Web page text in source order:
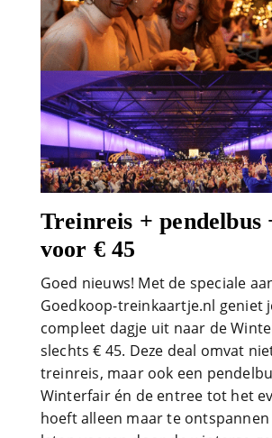
Treinreis + pendelbus
voor € 45
Goed nieuws! Met de speciale
Goedkoop-treinkaartje.nl geniet
compleet dagje uit naar de
slechts € 45. Deze deal omvat
treinreis, maar ook een
Winterfair én de entree tot het
hoeft alleen maar te